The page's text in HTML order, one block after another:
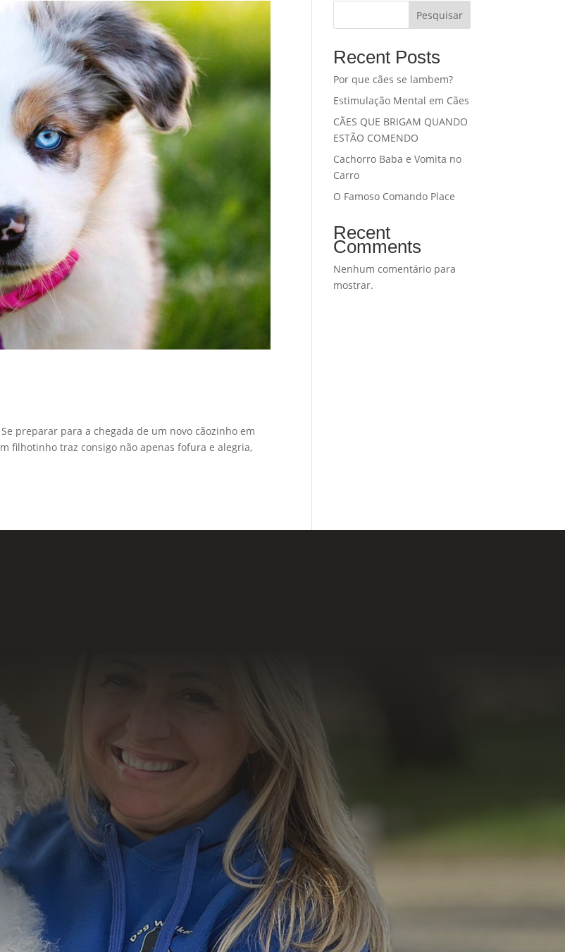
preparar para a chegada de um novo cãozinho em
filhotinho traz consigo não apenas fofura e alegria,
Pesquisar
Recent Posts
Por que cães se lambem?
Estimulação Mental em Cães
CÃES QUE BRIGAM QUANDO
ESTÃO COMENDO
Cachorro Baba e Vomita no
Carro
O Famoso Comando Place
Recent
Comments
Nenhum comentário para
mostrar.
3 + 13=